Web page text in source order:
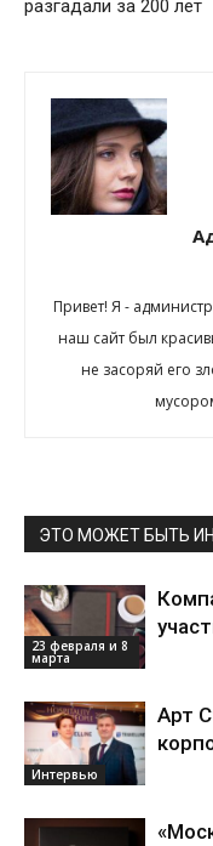
разгадали за 200 лет
Привет! Я -
наш сайт был
не засоряй его
ЭТО МОЖЕТ БЫТЬ
23 февраля и 8
марта
Интервью
Арт